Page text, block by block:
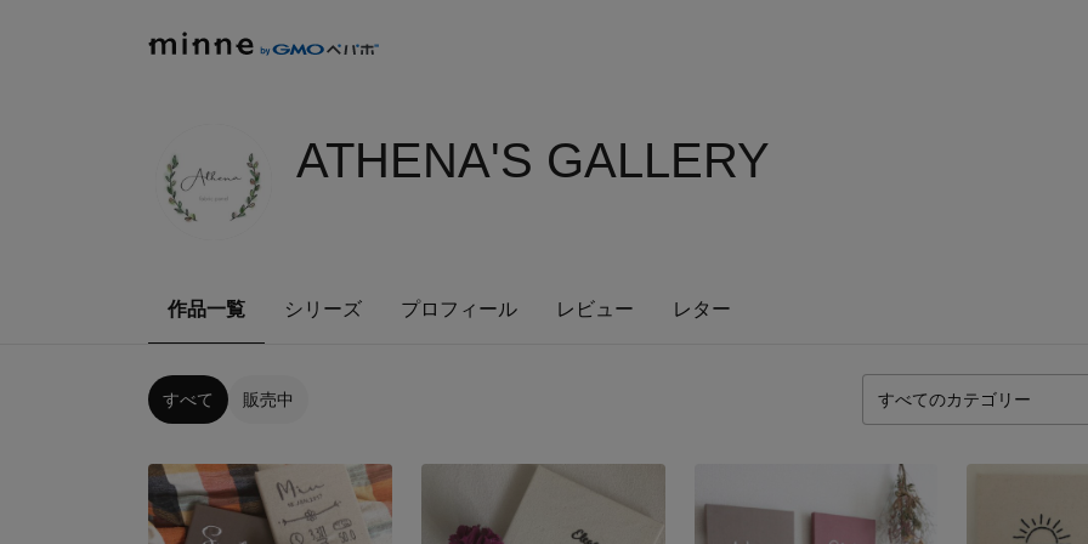
ATHENA'S GALLERY
作品一覧 シリーズ プロフィール レビュー レター
すべて 販売中